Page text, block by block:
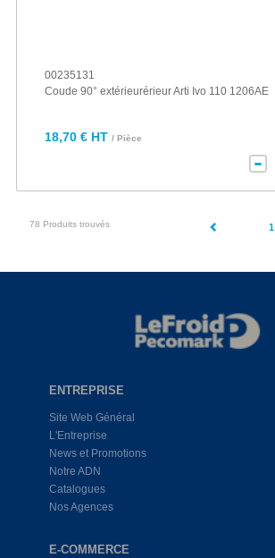
00235131
Coude 90° extérieurérieur Arti Ivo 110 1206AE
18,70 € HT / Pièce
78 Produits trouvés 1
ENTREPRISE
Site Web Général
L'Entreprise
News et Promotions
Notre ADN
Catalogues
Nos Agences
E-COMMERCE